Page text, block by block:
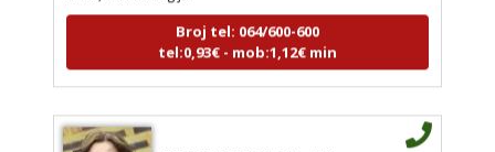
Broj tel: 064/600-600
tel:0,93€ - mob:1,12€ min